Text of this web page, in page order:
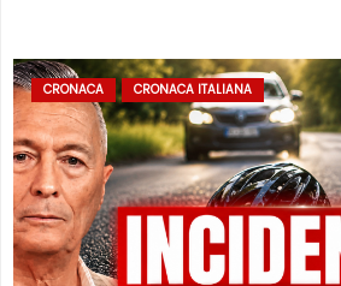
CRONACA CRONACA ITALIANA